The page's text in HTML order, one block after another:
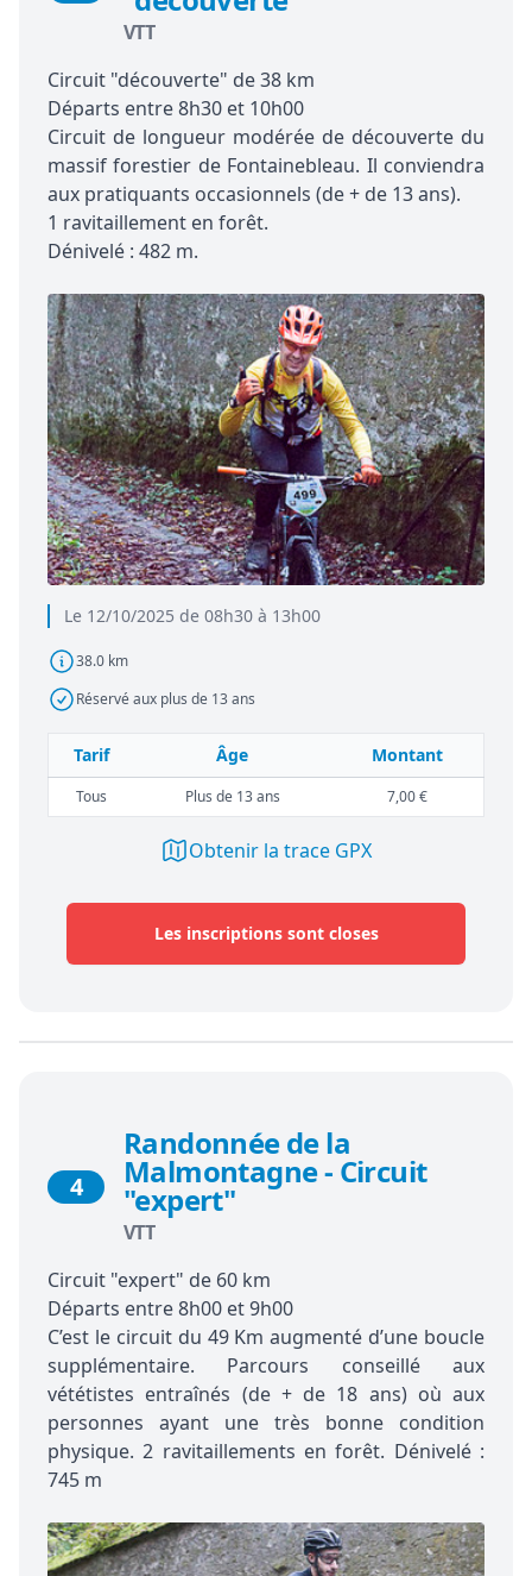
Le 12/10/2025 de 08h30 à 13h00
38.0 km
Réservé aux plus de 13 ans
VTT
Circuit "découverte" de 38 km
Départs entre 8h30 et 10h00
Circuit de longueur modérée de découverte du
massif forestier de Fontainebleau. Il conviendra
aux pratiquants occasionnels (de + de 13 ans).
1 ravitaillement en forêt.
Dénivelé : 482 m.
Tarif Âge Montant
Tous Plus de 13 ans 7,00 €
Obtenir la trace GPX
Les inscriptions sont closes
4
Randonnée de la
Malmontagne - Circuit
"expert"
VTT
Circuit "expert" de 60 km
Départs entre 8h00 et 9h00
C’est le circuit du 49 Km augmenté d’une boucle
supplémentaire. Parcours conseillé aux
vététistes entraînés (de + de 18 ans) où aux
personnes ayant une très bonne condition
physique. 2 ravitaillements en forêt. Dénivelé :
745 m